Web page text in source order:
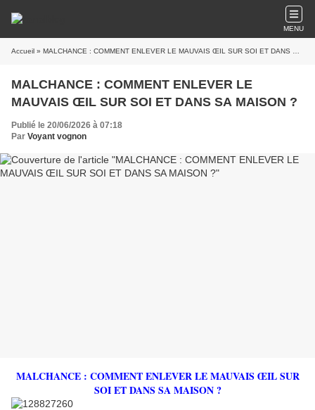
MENU
Accueil » MALCHANCE : COMMENT ENLEVER LE MAUVAIS ŒIL SUR SOI ET DANS SA MAISON ?
MALCHANCE : COMMENT ENLEVER LE
MAUVAIS ŒIL SUR SOI ET DANS SA MAISON ?
Publié le 20/06/2026 à 07:18
Par Voyant vognon
MALCHANCE : COMMENT ENLEVER LE MAUVAIS ŒIL SUR
SOI ET DANS SA MAISON ?